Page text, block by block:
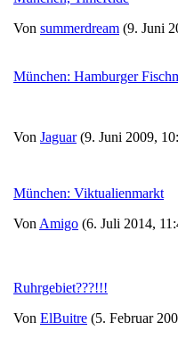
Von summerdream (9. Juni
München: Hamburger
Von Jaguar(9. Juni 2009,
München: Viktualienmarkt
Von Amigo (6. Juli 2014,
Ruhrgebiet???!!!
Von ElBuitre (5. Februar